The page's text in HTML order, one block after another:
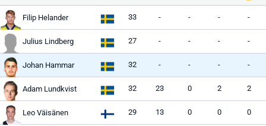
Filip Helander 33 - - - -
Julius Lindberg 27 - - - -
Johan Hammar 32 - - - -
Adam Lundkvist 32 23 0 2 2
Leo Väisänen 29 13 0 0 0